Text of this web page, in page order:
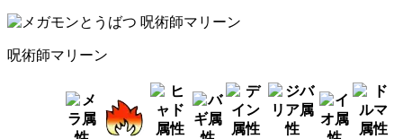
呪術師マリーン